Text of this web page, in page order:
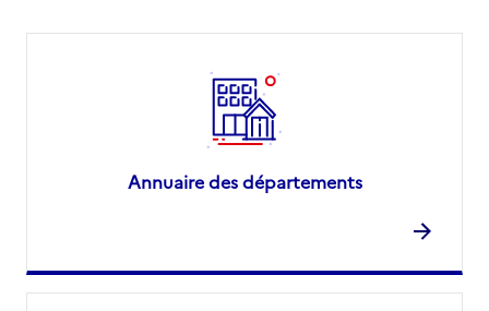
Annuaire des départements